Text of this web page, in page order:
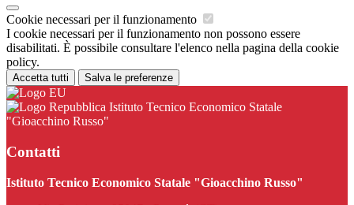
Cookie necessari per il funzionamento
I cookie necessari per il funzionamento non possono essere
disabilitati. È possibile consultare l'elenco nella pagina della cookie
policy.
Accetta tutti Salva le preferenze
Istituto Tecnico Economico Statale
"Gioacchino Russo"
Contatti
Istituto Tecnico Economico Statale "Gioacchino Russo"